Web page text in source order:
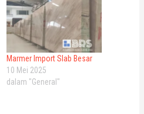
Marmer Import Slab Besar
10 Mei 2025
dalam "General"